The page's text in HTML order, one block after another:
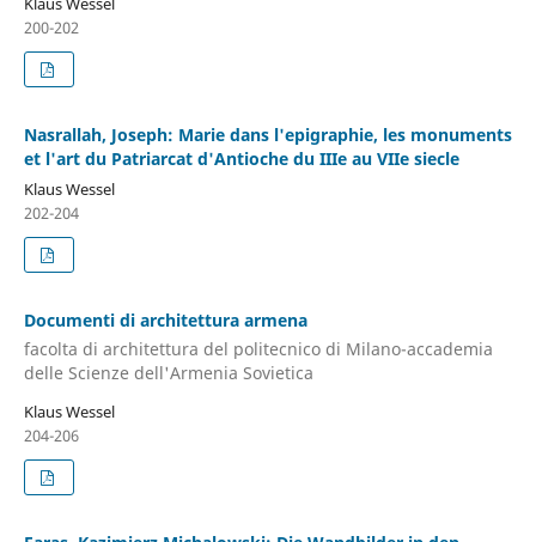
200-202
Nasrallah, Joseph: Marie dans l'epigraphie, les monuments
et l'art du Patriarcat d'Antioche du IIIe au VIIe siecle
Klaus Wessel
202-204
Documenti di architettura armena
facolta di architettura del politecnico di Milano-accademia
delle Scienze dell'Armenia Sovietica
Klaus Wessel
204-206